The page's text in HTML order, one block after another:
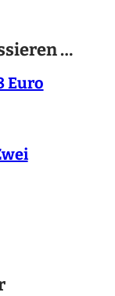
…
Euro